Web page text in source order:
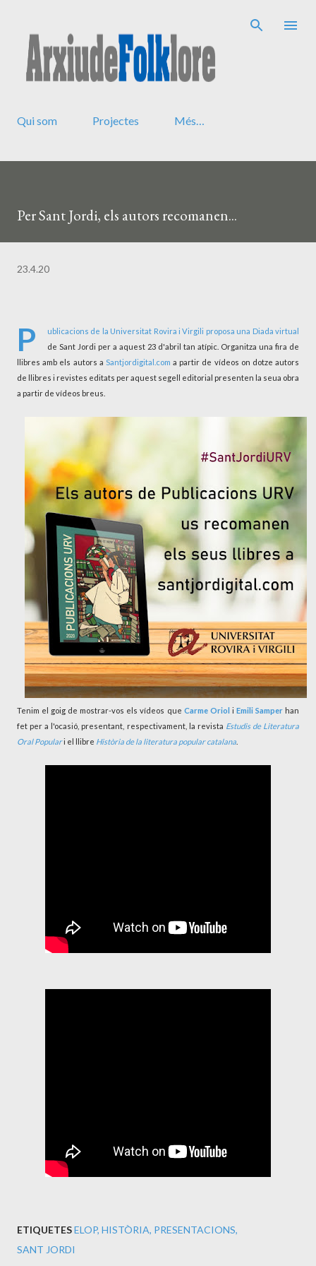
Qui som Projectes Més…
Per Sant Jordi, els autors recomanen...
23.4.20
P ublicacions de la Universitat Rovira i Virgili proposa una Diada virtual
de Sant Jordi per a aquest 23 d'abril tan atípic. Organitza una fira de
llibres amb els autors a Santjordigital.com a partir de vídeos on dotze autors
de llibres i revistes editats per aquest segell editorial presenten la seua obra
a partir de vídeos breus.
Tenim el goig de mostrar-vos els vídeos que Carme Oriol i Emili Samperhan
fet per a l'ocasió, presentant, respectivament, la revista Estudis de Literatura
Oral Populari el llibre Història de la literatura popular catalana
ETIQUETESELOP HISTÒRIA PRESENTACIONS
SANT JORDI